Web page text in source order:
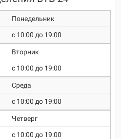
Понедельник
c 10:00 до 19:00
Вторник
c 10:00 до 19:00
Среда
c 10:00 до 19:00
Четверг
c 10:00 до 19:00